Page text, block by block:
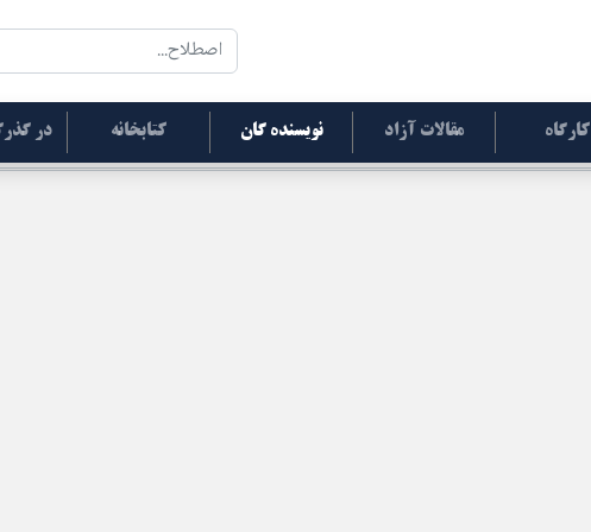
کارگاه مقالات آزاد نویسنده گان کتابخانه در